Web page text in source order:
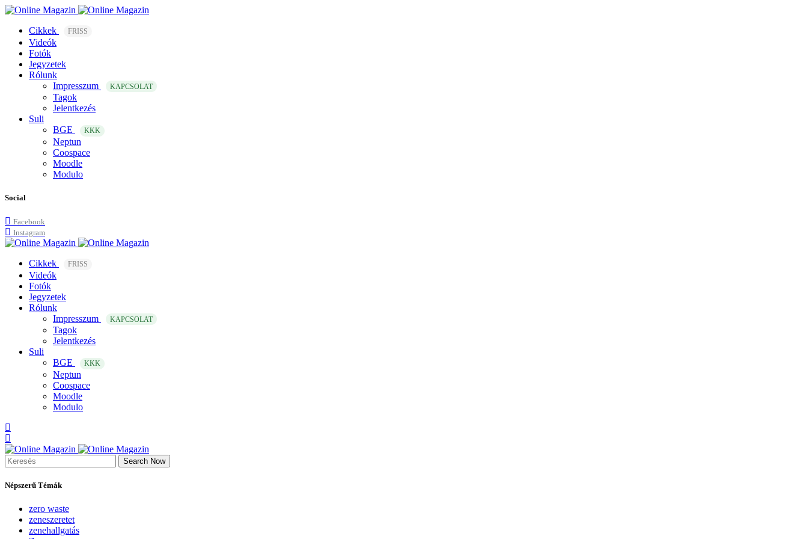
Cikkek FRISS
Videók
Fotók
Jegyzetek
Rólunk
Impresszum
KAPCSOLAT
Tagok
Jelentkezés
Suli
BGE
KKK
Neptun
Coospace
Moodle
Modulo
Social
Facebook
Instagram
Cikkek FRISS
Videók
Fotók
Jegyzetek
Rólunk
Impresszum
KAPCSOLAT
Tagok
Jelentkezés
Suli
BGE
KKK
Neptun
Coospace
Moodle
Modulo
Search Now
Népszerű Témák
zero waste
zeneszeretet
zenehallgatás